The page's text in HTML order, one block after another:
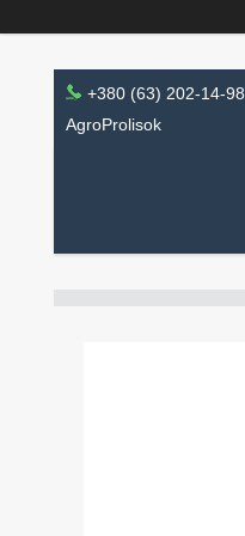
+380 (63) 202-14-98
AgroProlisok